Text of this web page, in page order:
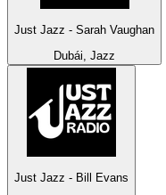
Just Jazz - Sarah Vaughan
Dubái, Jazz
Just Jazz - Bill Evans